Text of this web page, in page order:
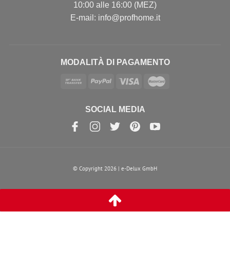
10:00 alle 16:00 (MEZ)
E-mail: info@profhome.it
MODALITÀ DI PAGAMENTO
SOCIAL MEDIA
© Copyright 2026 | e-Delux GmbH